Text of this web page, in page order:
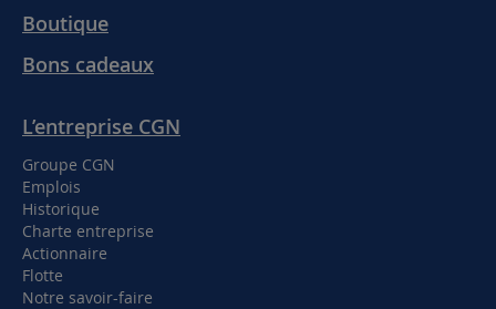
Boutique
Bons cadeaux
L’entreprise CGN
Groupe CGN
Emplois
Historique
Charte entreprise
Actionnaire
Flotte
Notre savoir-faire